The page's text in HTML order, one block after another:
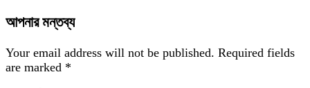
আপনার মন্তব্য
Your email address will not be published. Required fields
are marked *